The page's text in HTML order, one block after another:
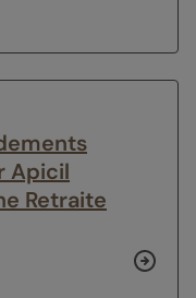
Apicil
Retraite